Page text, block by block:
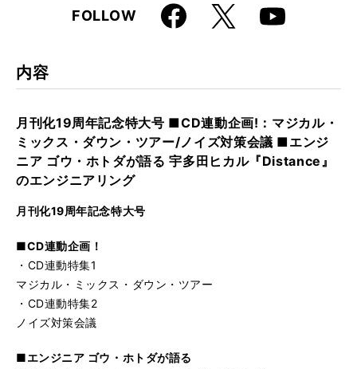
FOLLOWFaceboo
k
X Youtube
内容
月刊化19周年記念特大号 ■CD連動企画!：マジカル・
ミックス・ダウン・ツアー/ノイズ対策会議 ■エンジ
ニア ゴウ・ホトダが語る 宇多田ヒカル『Distance』
のエンジニアリング
月刊化19周年記念特大号
■CD連動企画！
・CD連動特集1
マジカル・ミックス・ダウン・ツアー
・CD連動特集2
ノイズ対策会議
■エンジニア ゴウ・ホトダが語る